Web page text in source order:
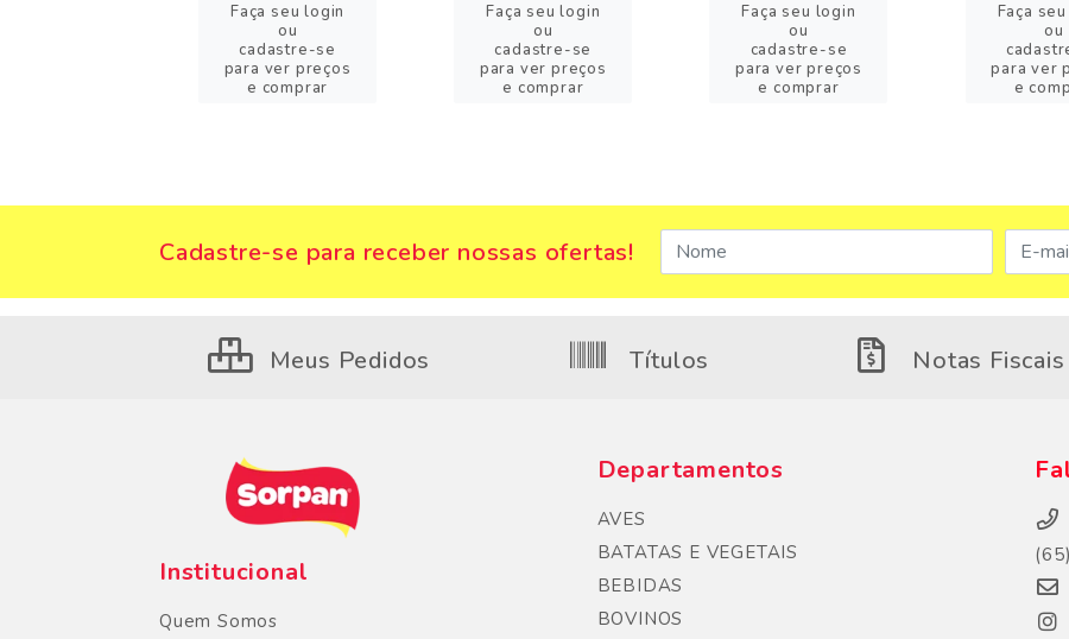
Faça seu login
ou
cadastre-se
para ver preços
e comprar
Faça seu login
ou
cadastre-se
para ver preços
e comprar
Faça seu login
ou
cadastre-se
para ver preços
e comprar
Faça
ou
para ver
e
Cadastre-se para receber nossas ofertas!
Meus Pedidos Títulos Notas Fiscais
Institucional
Quem Somos
Departamentos
AVES
BATATAS E VEGETAIS
BEBIDAS
BOVINOS